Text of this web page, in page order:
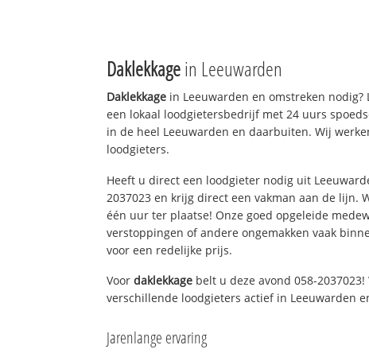
Daklekkagein Leeuwarden
Daklekkage in Leeuwarden en omstreken nodig?
een lokaal loodgietersbedrijf met 24 uurs
in de heel Leeuwarden en daarbuiten. Wij
loodgieters.
Heeft u direct een loodgieter nodig uit
2037023 en krijg direct een vakman aan de lijn.
één uur ter plaatse! Onze goed opgeleide
verstoppingen of andere ongemakken vaak
voor een redelijke prijs.
Voordaklekkage belt u deze avond 058-
verschillende loodgieters actief in Leeuwarden
Jarenlange ervaring